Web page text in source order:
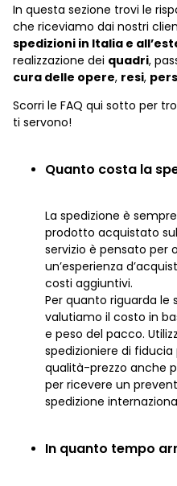
In questa sezione trovi le
che riceviamo dai nostri
spedizioni in Italia e
realizzazione dei quadri,
cura delle opere, resi,
Scorri le FAQ qui sotto per
ti servono!
Quanto costa la
La spedizione è
prodotto acquistato
servizio è pensato per
un’esperienza
costi aggiuntivi.
Per quanto riguarda le
valutiamo il costo in
e peso del pacco.
spedizioniere di
qualità-prezzo anche
per ricevere un
spedizione
In quanto tempo